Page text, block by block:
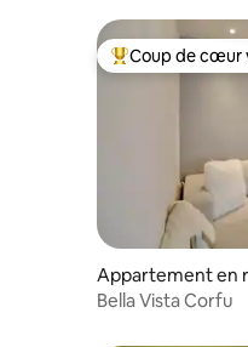
Coups de cœur
Coup de cœur
Appartement en
Bella Vista Corfu